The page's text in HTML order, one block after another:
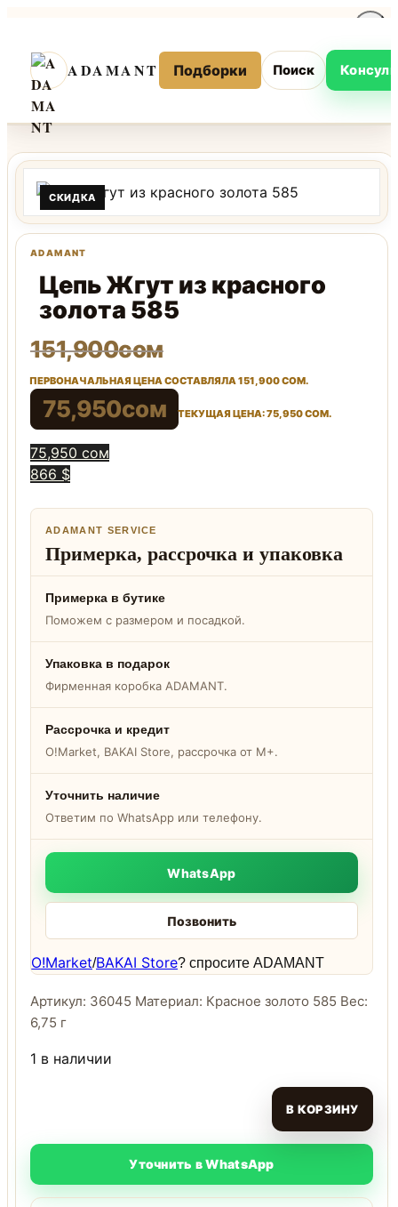
содержимомуADAMANT Подборки Поиск
СКИДКА
Цепь Жгут из красного
золота 585
151,900сом
ПЕРВОНАЧАЛЬНАЯ ЦЕНА СОСТАВЛЯЛА 151,900 СОМ.
75,950сом ТЕКУЩАЯ ЦЕНА: 75,950 СОМ.
75,950 сом
866 $
ADAMANT SERVICE
Примерка, рассрочка и упаковка
Примерка в бутике
Поможем с размером и посадкой.
Упаковка в подарок
Фирменная коробка ADAMANT.
Рассрочка и кредит
O!Market, BAKAI Store, рассрочка от M+.
Уточнить наличие
Ответим по WhatsApp или телефону.
WhatsApp
Позвонить
O!Market/BAKAI Store? спросите ADAMANT
Артикул: 36045 Материал: Красное золото 585 Вес:
6,75 г
1 в наличии
В КОРЗИНУ
Уточнить в WhatsApp